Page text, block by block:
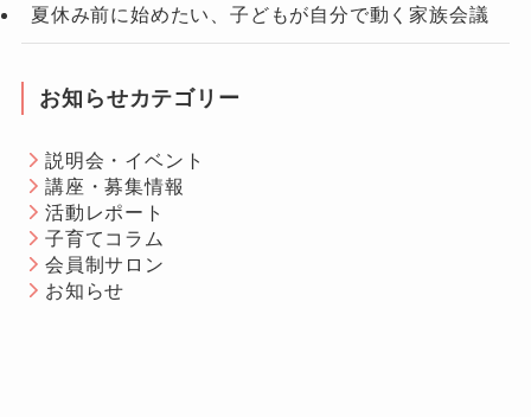
夏休み前に始めたい、子どもが自分で動く家族会議
お知らせカテゴリー
説明会・イベント
講座・募集情報
活動レポート
子育てコラム
会員制サロン
お知らせ